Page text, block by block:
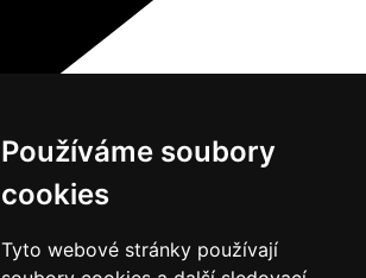
Používáme soubory
cookies
Tyto webové stránky používají